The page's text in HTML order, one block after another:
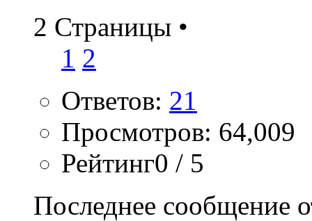
2 Страницы •
1 2
Ответов: 21
Просмотров: 64,009
Рейтинг0 / 5
Последнее сообщение